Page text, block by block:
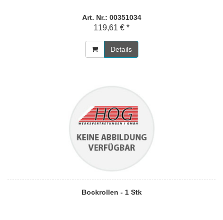
Art. Nr.: 00351034
119,61 € *
Details
Bockrollen - 1 Stk